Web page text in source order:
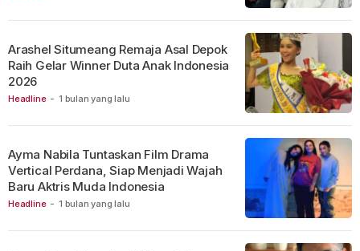
Headline - 1 bulan yang lalu
Arashel Situmeang Remaja Asal Depok
Raih Gelar Winner Duta Anak Indonesia
2026
Headline - 1 bulan yang lalu
Ayma Nabila Tuntaskan Film Drama
Vertical Perdana, Siap Menjadi Wajah
Baru Aktris Muda Indonesia